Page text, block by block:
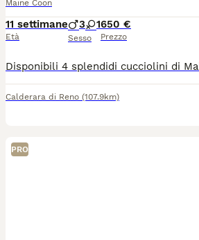
Maine Coon
11 settimane
Età
3 1
Sesso
650 €
Prezzo
Calderara di Reno (107.9km)
PRO